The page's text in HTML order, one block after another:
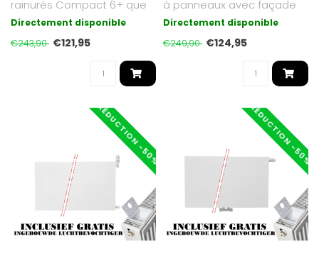
rainurés Compact 6+ que
nous proposons sont d'un
bla..
Directement disponible
€243,90 €121,95
à panneaux avec façade
plate est fini en blanc
satiné..
Directement disponible
€249,90 €124,95
RÉDUCTION -50% RÉDUCTION -50%